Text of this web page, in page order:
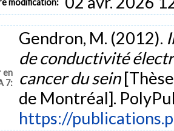
modification:
en
7:
Gendron, M. (2012).
de conductivité
cancer du sein
de Montréal].
https://